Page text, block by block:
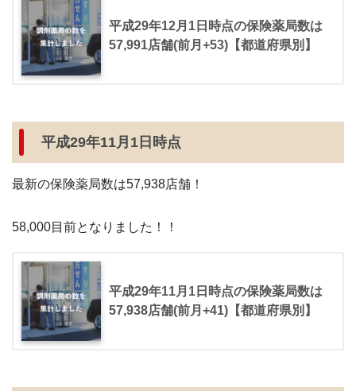
平成29年12月1日時点の保険薬局数は
57,991店舗(前月+53)【都道府県別】
平成29年11月1日時点
最新の保険薬局数は57,938店舗！
58,000目前となりました！！
平成29年11月1日時点の保険薬局数は
57,938店舗(前月+41)【都道府県別】